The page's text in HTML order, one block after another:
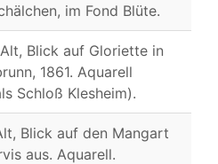
im Fond Blüte.
Blick auf Gloriette in
1861. Aquarell
Schloß Klesheim).
Blick auf den Mangart
aus. Aquarell.